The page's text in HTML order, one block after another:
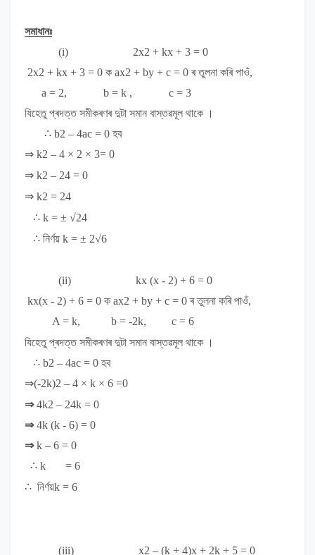
সমাধানঃ
(i)
2x2 + kx + 3 = 0
2x2 + kx + 3 = 0 ক ax2 + by + c = 0ৰ তুলনা কৰি পাওঁ,
a = 2, b = k , c = 3
যিহেতু প্ৰদত্ত সমীকৰণৰ দুটা সমান বাস্তৱমূল থাকে ।
∴ b2 – 4ac = 0 হব
⇒ k2 – 4 × 2 × 3= 0
⇒ k2 – 24 = 0
⇒ k2 = 24
∴ k = ± √24
∴ নিৰ্ণয় k = ± 2√6
(ii)
kx (x - 2) + 6 = 0
kx(x - 2) + 6 = 0 ক ax2 + by + c = 0ৰ তুলনা কৰি পাওঁ,
A = k, b = -2k, c = 6
যিহেতু প্ৰদত্ত সমীকৰণৰ দুটা সমান বাস্তৱমূল থাকে ।
∴ b2 – 4ac = 0 হব
⇒(-2k)2 – 4 × k × 6 =0
⇒4k2 – 24k = 0
⇒4k (k - 6) = 0
⇒k – 6 = 0
∴ k = 6
∴ নিৰ্ণয়k = 6
(iii) x2 – (k + 4)x + 2k + 5 = 0